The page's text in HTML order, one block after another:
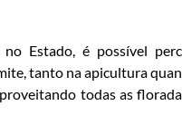
Estado, é possível
tanto na apicultura
todas as